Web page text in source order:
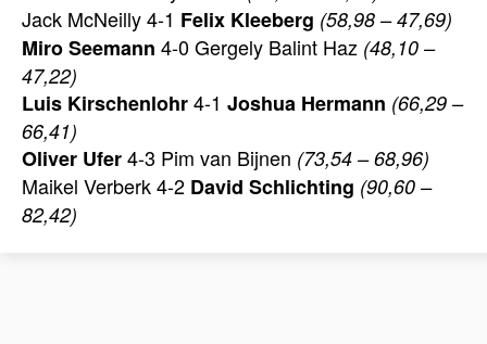
Jack McNeilly 4-1 Felix Kleeberg (58,98 – 47,69)
Miro Seemann 4-0 Gergely Balint Haz (48,10 –
47,22)
Luis Kirschenlohr4-1 Joshua Hermann (66,29 –
66,41)
Oliver Ufer4-3 Pim van Bijnen (73,54 – 68,96)
Maikel Verberk 4-2 David Schlichting (90,60 –
82,42)